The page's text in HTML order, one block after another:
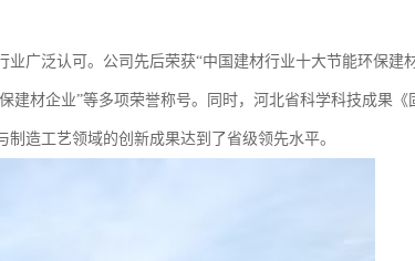
广泛认可。公司先后荣获“中国建材行业十大节能环保建
建材企业”等多项荣誉称号。同时，河北省科学科技成果
造工艺领域的创新成果达到了省级领先水平。